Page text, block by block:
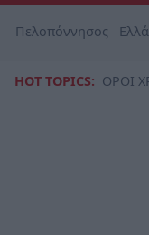
Πελοπόννησος
HOT TOPICS: ΟΡΟΙ